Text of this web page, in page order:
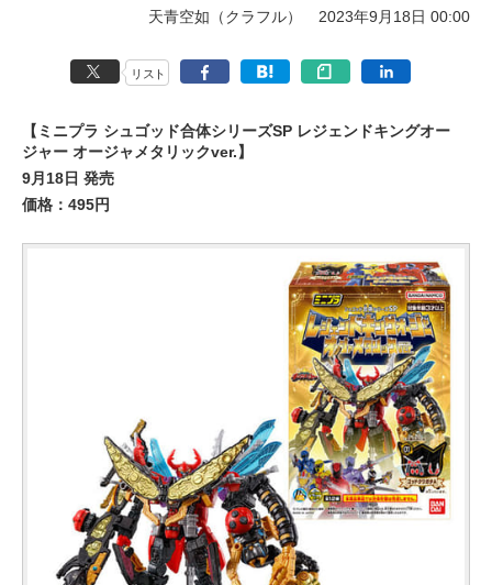
天青空如（クラフル） 2023年9月18日 00:00
リスト
【ミニプラ シュゴッド合体シリーズSP レジェンドキングオー
ジャー オージャメタリックver.】
9月18日 発売
価格：495円